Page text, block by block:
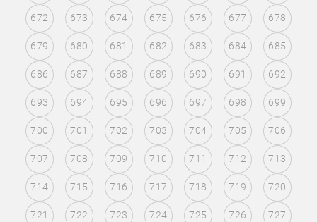
672 673 674 675 676 677 678
679 680 681 682 683 684 685
686 687 688 689 690 691 692
693 694 695 696 697 698 699
700 701 702 703 704 705 706
707 708 709 710 711 712 713
714 715 716 717 718 719 720
721 722 723 724 725 726 727